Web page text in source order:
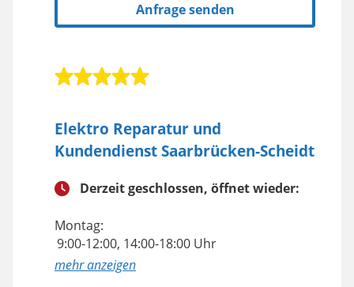
Anfrage senden
Elektro Reparatur und
Kundendienst Saarbrücken-Scheidt
Derzeit geschlossen, öffnet wieder:
Montag:
9:00-12:00, 14:00-18:00 Uhr
anzeigen